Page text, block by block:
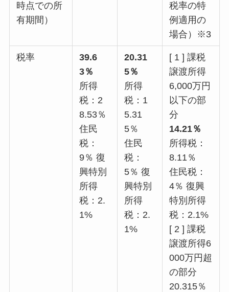
時点での所
有期間）
税率の特
例適用の
場合）※3
税率
39.6
3％
所得
税：2
8.53％
住民
税：
9％ 復
興特別
所得
税：2.
1%
20.31
5％
所得
税：1
5.31
5％
住民
税：
5％ 復
興特別
所得
税：2.
1%
[ 1 ] 課税
譲渡所得
6,000万円
以下の部
分
14.21％
所得税：
8.11％
住民税：
4％ 復興
特別所得
税：2.1%
[ 2 ] 課税
譲渡所得6
000万円超
の部分
20.315％